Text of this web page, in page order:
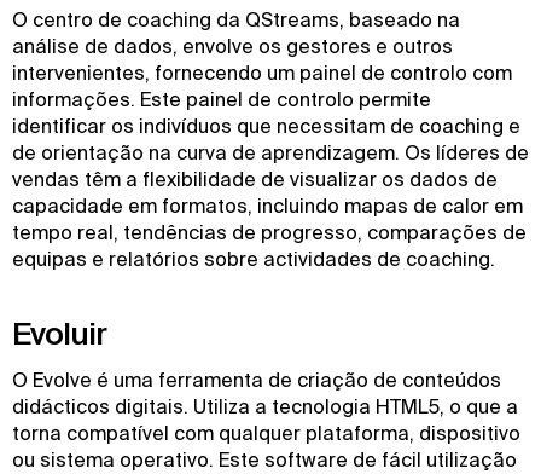
O centro de coaching da QStreams, baseado na
análise de dados, envolve os gestores e outros
intervenientes, fornecendo um painel de controlo com
informações. Este painel de controlo permite
identificar os indivíduos que necessitam de coaching e
de orientação na curva de aprendizagem. Os líderes de
vendas têm a flexibilidade de visualizar os dados de
capacidade em formatos, incluindo mapas de calor em
tempo real, tendências de progresso, comparações de
equipas e relatórios sobre actividades de coaching.
Evoluir
O Evolve é uma ferramenta de criação de conteúdos
didácticos digitais. Utiliza a tecnologia HTML5, o que a
torna compatível com qualquer plataforma, dispositivo
ou sistema operativo. Este software de fácil utilização